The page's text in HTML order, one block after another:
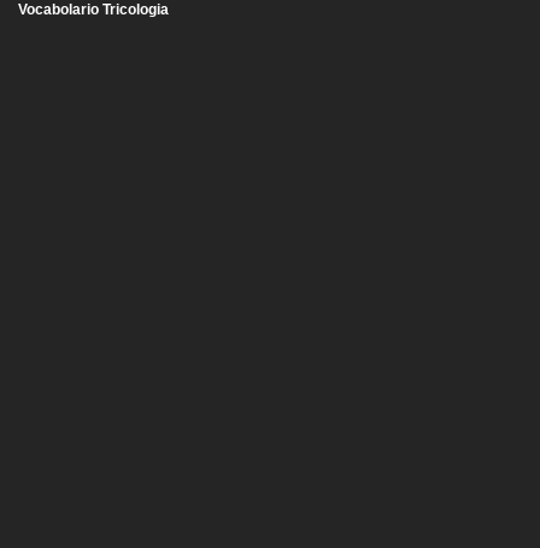
Vocabolario Tricologia